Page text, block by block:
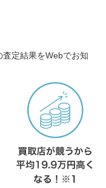
査定結果をWebでお知